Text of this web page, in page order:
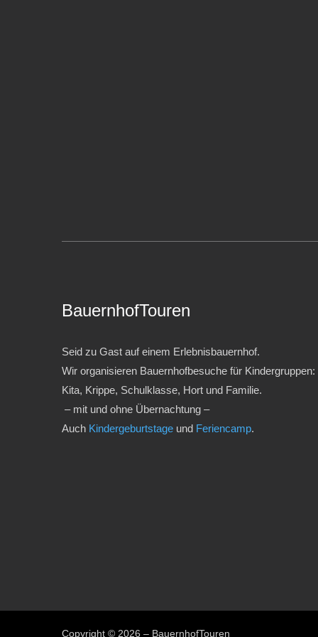
BauernhofTouren
Seid zu Gast auf einem Erlebnisbauernhof.
Wir organisieren Bauernhofbesuche für Kindergruppen:
Kita, Krippe, Schulklasse, Hort und Familie.
– mit und ohne Übernachtung –
Auch Kindergeburtstage und Feriencamp.
Copyright © 2026 – BauernhofTouren